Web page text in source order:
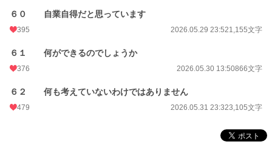
６０ 自業自得だと思っています
395 2026.05.29 23:521,155文字
６１ 何ができるのでしょうか
376 2026.05.30 13:50866文字
６２ 何も考えていないわけではありません
479 2026.05.31 23:323,105文字